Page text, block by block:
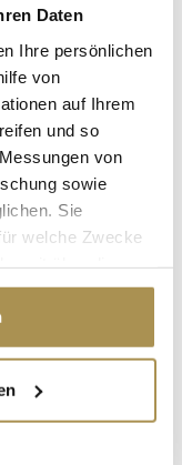
Daten
Ihre persönlichen
von
auf Ihrem
und so
von
sowie
Sie
welche Zwecke
das Privacy
Lage
genau sein